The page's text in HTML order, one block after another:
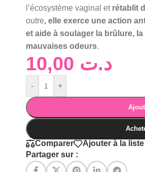
l’écosystème vaginal et rétablit
outre, elle exerce une action
et aide à soulager la brûlure,
mauvaises odeurs.
د.ت
- +
Comparer
Ajouter à la
Partager sur :